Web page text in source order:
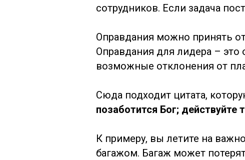
сотрудников. Если задача
Оправдания можно принять
Оправдания для лидера –
возможные отклонения от
Сюда подходит цитата,
позаботится Бог; действуйте
К примеру, вы летите на
багажом. Багаж может